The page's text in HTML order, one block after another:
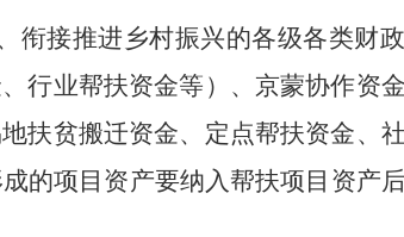
衔接推进乡村振兴的各级各类财
行业帮扶资金等）、京蒙协作资
扶贫搬迁资金、定点帮扶资金、
的项目资产要纳入帮扶项目资产